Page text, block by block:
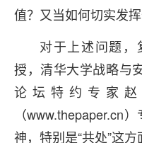
值？又当如何切实发
对于上述问题
授，清华大学战略与
论坛特约专家
（www.thepaper.cn
神，特别是“共处”这